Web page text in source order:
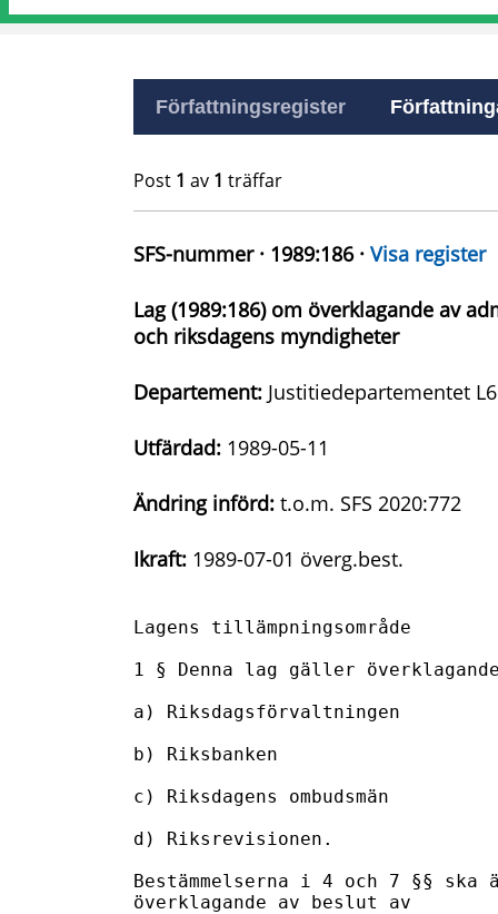
Författningsregister
Post 1 av 1 träffar
SFS-nummer · 1989:186 · Visa register
Lag (1989:186) om överklagande av
och riksdagens myndigheter
Departement: Justitiedepartementet L6
Utfärdad: 1989-05-11
Ändring införd: t.o.m. SFS 2020:772
Ikraft: 1989-07-01 överg.best.
Lagens tillämpningsområde
1 § Denna lag gäller
a) Riksdagsförvaltningen
b) Riksbanken
c) Riksdagens ombudsmän
d) Riksrevisionen.
Bestämmelserna i 4 och 7 §§
överklagande av beslut av